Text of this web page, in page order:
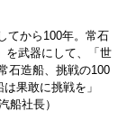
てから100年。常石
を武器にして、「世
石造船、挑戦の100
果敢に挑戦を」
船社長）